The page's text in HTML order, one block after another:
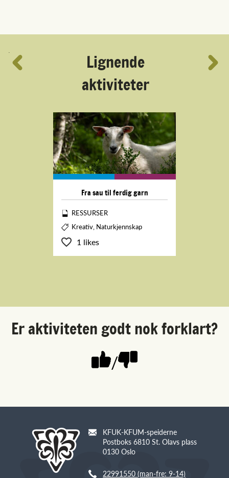
´
Lignende
aktiviteter
Fra sau til ferdig garn
RESSURSER
Kreativ, Naturkjennskap
1 likes
Er aktiviteten godt nok forklart?
/
KFUK-KFUM-speiderne
Postboks 6810 St. Olavs plass
0130 Oslo
22991550 (man-fre: 9-14)